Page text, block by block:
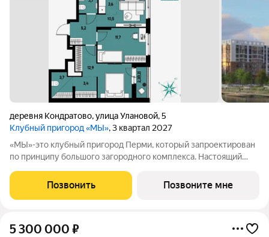
деревня Кондратово,улица Улановой,5
Клубный пригород «МЫ», 3 квартал 2027
«МЫ»-это клубный пригород Перми, который запроектирован
по принципу большого загородного комплекса. Настоящий
у озера. На территории помимо парков и велодорожек будут
объекты социальной
Позвонить Позвоните мне
5 300 000 ₽